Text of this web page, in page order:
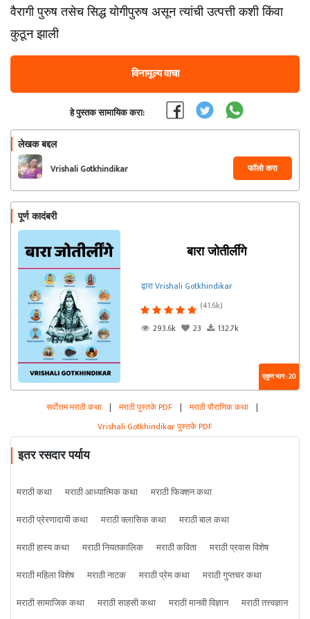
वैरागी पुरुष तसेच सिद्ध योगीपुरुष असून त्यांची उत्पत्ती कशी किंवा
कुठून झाली
विनामूल्य वाचा
हे पुस्तक सामायिक करा:
लेखक बद्दल
Vrishali Gotkhindikar फॉलो करा
पूर्ण कादंबरी
बारा जोतीर्लींगे
द्वारा Vrishali Gotkhindikar
(41.6k)
293.6k
23 132.7k
एकूण भाग : 20
सर्वोत्तम मराठी कथा | मराठी पुस्तके PDF | मराठी पौराणिक कथा |
Vrishali Gotkhindikar पुस्तके PDF
इतर रसदार पर्याय
मराठी कथा मराठी आध्यात्मिक कथा
मराठी फिक्शन कथा
मराठी प्रेरणादायी कथा
मराठी क्लासिक कथा
मराठी बाल कथा
मराठी हास्य कथा
मराठी नियतकालिक मराठी कविता
मराठी प्रवास विशेष
मराठी महिला विशेष
मराठी नाटक मराठी प्रेम कथा
मराठी गुप्तचर कथा
मराठी सामाजिक कथा
मराठी साहसी कथा मराठी मानवी विज्ञान मराठी तत्त्वज्ञान